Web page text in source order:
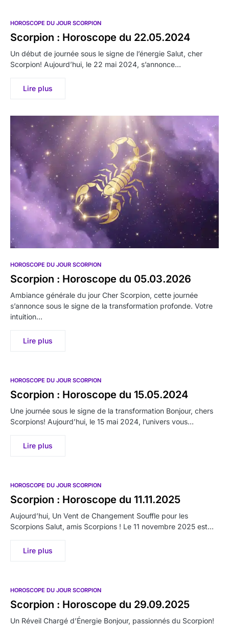
HOROSCOPE DU JOUR SCORPION
Scorpion : Horoscope du 22.05.2024
Un début de journée sous le signe de l’énergie Salut, cher
Scorpion! Aujourd’hui, le 22 mai 2024, s’annonce…
Lire plus
HOROSCOPE DU JOUR SCORPION
Scorpion : Horoscope du 05.03.2026
Ambiance générale du jour Cher Scorpion, cette journée
s’annonce sous le signe de la transformation profonde. Votre
intuition…
Lire plus
HOROSCOPE DU JOUR SCORPION
Scorpion : Horoscope du 15.05.2024
Une journée sous le signe de la transformation Bonjour, chers
Scorpions! Aujourd’hui, le 15 mai 2024, l’univers vous…
Lire plus
HOROSCOPE DU JOUR SCORPION
Scorpion : Horoscope du 11.11.2025
Aujourd’hui, Un Vent de Changement Souffle pour les
Scorpions Salut, amis Scorpions ! Le 11 novembre 2025 est…
Lire plus
HOROSCOPE DU JOUR SCORPION
Scorpion : Horoscope du 29.09.2025
Un Réveil Chargé d’Énergie Bonjour, passionnés du Scorpion!